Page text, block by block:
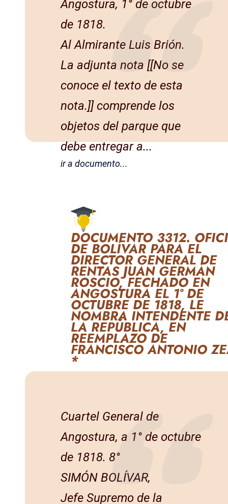
Angostura, 1° de octubre
de 1818.
Al Almirante Luis Brión.
La adjunta nota [[No se
conoce el texto de esta
nota.]] comprende los
objetos del parque que
debe entregar a...
ir a documento...
DOCUMENTO 3312.
DE BOLÍVAR PARA EL
DIRECTOR GENERAL DE
RENTAS JUAN GERMÁN
ROSCIO, FECHADO EN
ANGOSTURA EL 1° DE
OCTUBRE DE 1818, LE
NOMBRA INTENDENTE
LA REPÚBLICA, EN
REEMPLAZO DE
FRANCISCO ANTONIO
*
Cuartel General de
Angostura, a 1° de octubre
de 1818. 8°
SIMÓN BOLÍVAR,
Jefe Supremo de la